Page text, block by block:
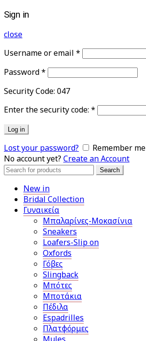
Sign in
close
Username or email *
Password*
Security Code: 047
Enter the security code: *
Log in
Lost your password?
Remember me
No account yet? Create an Account
Search
Search
New in
Bridal Collection
Γυναικεία
Μπαλαρίνες-Μοκασίνια
Sneakers
Loafers-Slip on
Oxfords
Γόβες
Slingback
Μπότες
Μποτάκια
Πέδιλα
Espadrilles
Πλατφόρμες